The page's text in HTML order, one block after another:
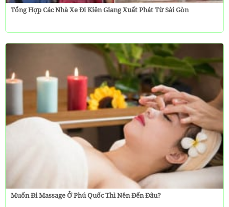
Tổng Hợp Các Nhà Xe Đi Kiên Giang Xuất Phát Từ Sài Gòn
Muốn Đi Massage Ở Phú Quốc Thì Nên Đến Đâu?